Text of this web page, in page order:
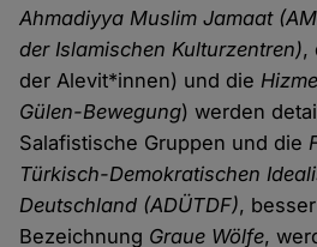
Ahmadiyya Muslim Jamaat
der Islamischen Kulturzentren),
der Alevit*innen) und die
Gülen-Bewegung) werden
Salafistische Gruppen und die
Türkisch-Demokratischen
Deutschland (ADÜTDF),
Bezeichnung Graue Wölfe,